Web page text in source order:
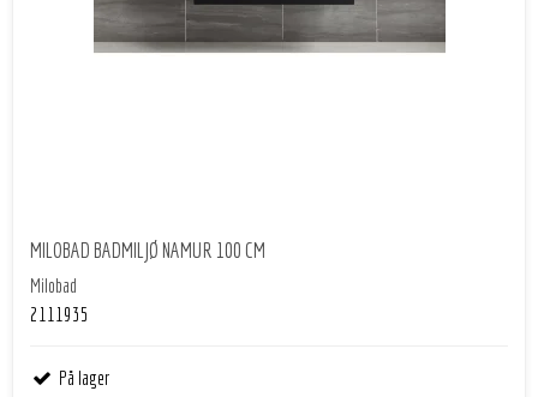
MILOBAD BADMILJØ NAMUR 100 CM
Milobad
2111935
På lager